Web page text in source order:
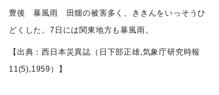
豊後 暴風雨 田畑の被害多く、ききんをいっそうひ
どくした。7日には関東地方も暴風雨。
【出典：西日本災異誌（日下部正雄,気象庁研究時報
11(5),1959）】